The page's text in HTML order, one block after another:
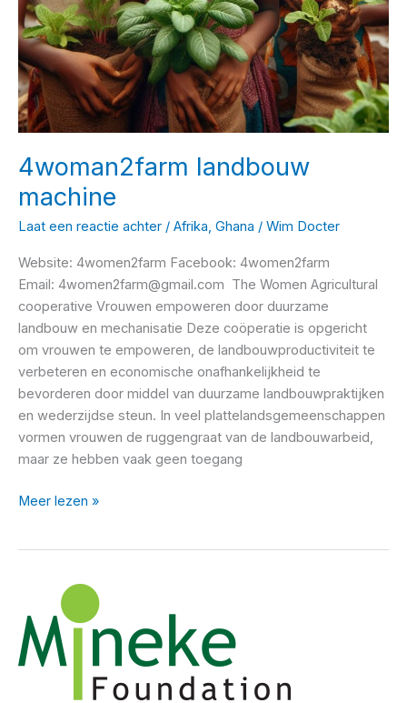
4woman2farm landbouw
machine
Laat een reactie achter / Afrika, Ghana / Wim Docter
Website: 4women2farm Facebook: 4women2farm
Email: 4women2farm@gmail.com The Women Agricultural
cooperative Vrouwen empoweren door duurzame
landbouw en mechanisatie Deze coöperatie is opgericht
om vrouwen te empoweren, de landbouwproductiviteit te
verbeteren en economische onafhankelijkheid te
bevorderen door middel van duurzame landbouwpraktijken
en wederzijdse steun. In veel plattelandsgemeenschappen
vormen vrouwen de ruggengraat van de landbouwarbeid,
maar ze hebben vaak geen toegang
4woman2farm
Meer lezen »